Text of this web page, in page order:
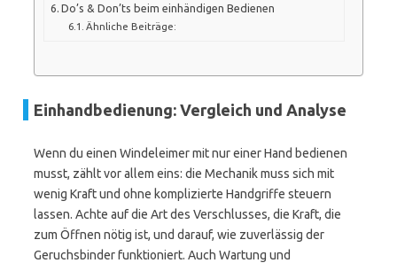
Do’s & Don’ts beim einhändigen Bedienen
Ähnliche Beiträge:
Einhandbedienung: Vergleich und Analyse
Wenn du einen Windeleimer mit nur einer Hand bedienen
musst, zählt vor allem eins: die Mechanik muss sich mit
wenig Kraft und ohne komplizierte Handgriffe steuern
lassen. Achte auf die Art des Verschlusses, die Kraft, die
zum Öffnen nötig ist, und darauf, wie zuverlässig der
Geruchsbinder funktioniert. Auch Wartung und